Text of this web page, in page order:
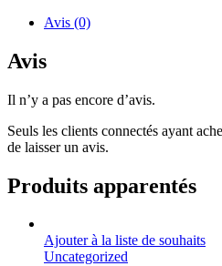
Avis (0)
Avis
Il n’y a pas encore d’avis.
Seuls les clients connectés ayant
de laisser un avis.
Produits apparentés
Ajouter à la liste de souhaits
Uncategorized